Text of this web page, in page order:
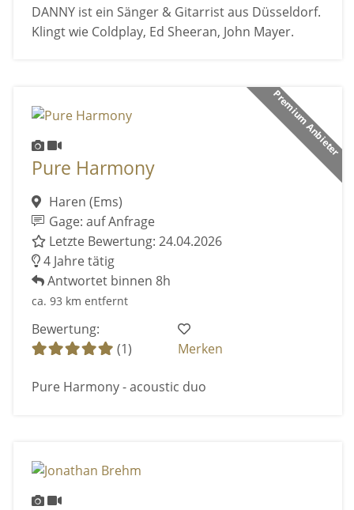
DANNY ist ein Sänger & Gitarrist aus Düsseldorf.
Klingt wie Coldplay, Ed Sheeran, John Mayer.
Premium Anbieter
Pure Harmony
Haren (Ems)
Gage: auf Anfrage
Letzte Bewertung: 24.04.2026
4 Jahre tätig
Antwortet binnen 8h
ca. 93 km entfernt
Bewertung:
(1)
Merken
Pure Harmony - acoustic duo